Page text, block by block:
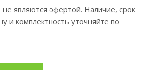
являются офертой. Наличие, срок
и комплектность уточняйте по